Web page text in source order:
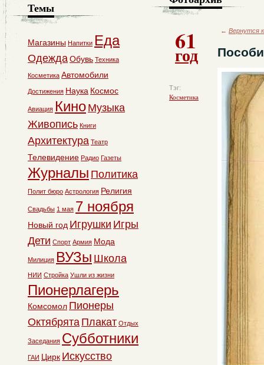
61
год
Тэг:
Косметика
← Вернутся
Темы
Магазины Напитки Еда
ОдеждаОбувь Техника
Косметика Автомобили
Достижения Наука Космос
Авиация Кино Музыка
Живопись Книги
Архитектура Театр
Телевидение Радио Газеты
Журналы Политика
Полит бюро Астрология Религия
Свадьбы 1 мая 7 ноября
Новый год Игрушки Игры
Дети Спорт Армия Мода
Милиция ВУЗы Школа
НИИ Стройка Ушли из жизни
Пионерлагерь
Комсомол Пионеры
Октябрята Плакат Отдых
Заседания Субботники
ГАИ Цирк Искусство